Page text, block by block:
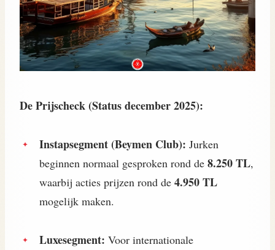
De Prijscheck (Status december 2025):
Instapsegment (Beymen Club): Jurken
beginnen normaal gesproken rond de 8.250 TL,
waarbij acties prijzen rond de 4.950 TL
mogelijk maken.
Luxesegment: Voor internationale